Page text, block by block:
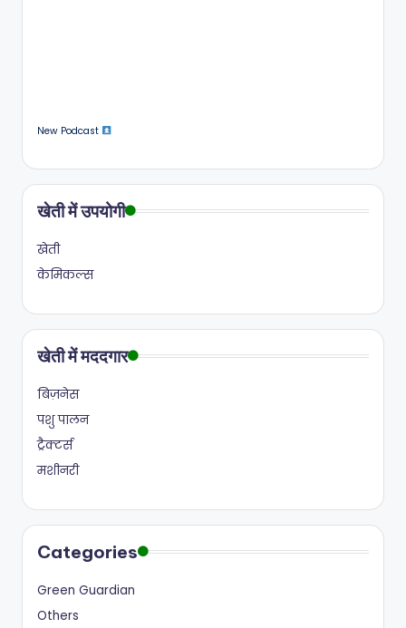
New Podcast
खेती में उपयोगी
खेती
केमिकल्स
खेती में मददगार
बिज़नेस
पशु पालन
ट्रैक्टर्स
मशीनरी
Categories
Green Guardian
Others